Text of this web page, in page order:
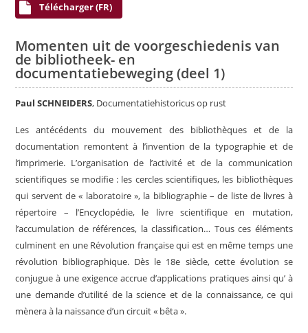
Télécharger (FR)
Momenten uit de voorgeschiedenis van
de bibliotheek- en
documentatiebeweging (deel 1)
Paul SCHNEIDERS, Documentatiehistoricus op rust
Les antécédents du mouvement des bibliothèques et de la
documentation remontent à l’invention de la typographie et de
l’imprimerie. L’organisation de l’activité et de la communication
scientifiques se modifie : les cercles scientifiques, les bibliothèques
qui servent de « laboratoire », la bibliographie – de liste de livres à
répertoire – l’Encyclopédie, le livre scientifique en mutation,
l’accumulation de références, la classification… Tous ces éléments
culminent en une Révolution française qui est en même temps une
révolution bibliographique. Dès le 18e siècle, cette évolution se
conjugue à une exigence accrue d’applications pratiques ainsi qu’ à
une demande d’utilité de la science et de la connaissance, ce qui
mènera à la naissance d’un circuit « bêta ».